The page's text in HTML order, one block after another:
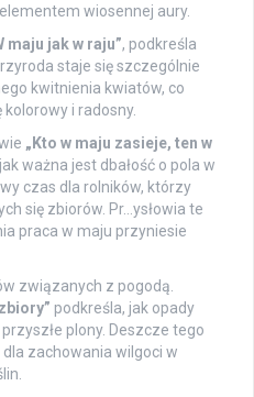
wiosennej aury.
maju jak w raju”, podkreśla
staje się szczególnie
kwitnienia kwiatów, co
i radosny.
„Kto w maju zasieje, ten w
ważna jest dbałość o pola w
czas dla rolników, którzy
się zbiorów. Pr…ysłowia te
praca w maju przyniesie
związanych z pogodą.
podkreśla, jak opady
plony. Deszcze tego
zachowania wilgoci w